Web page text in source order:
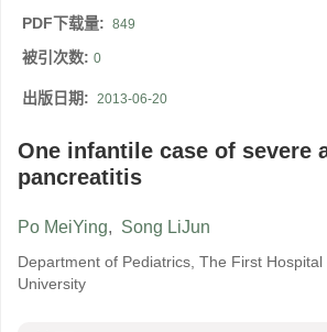
PDF下载量: 849
被引次数: 0
出版日期: 2013-06-20
One infantile case of severe
pancreatitis
Po MeiYing, Song LiJun
Department of Pediatrics, The First Hospital
University